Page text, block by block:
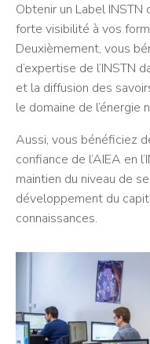
Obtenir un Label INSTN
forte visibilité à vos
Deuxièmement, vous
d’expertise de l’INSTN
et la diffusion des
le domaine de l’énergie
Aussi, vous bénéficiez
confiance de l’AIEA en
maintien du niveau de
développement du
connaissances.